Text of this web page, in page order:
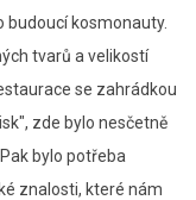
budoucí kosmonauty.
tvarů a velikostí
se zahrádkou
zde bylo nesčetně
bylo potřeba
znalosti, které nám